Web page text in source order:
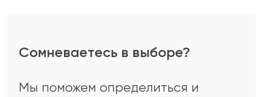
Сомневаетесь в выборе?
Мы поможем определиться и